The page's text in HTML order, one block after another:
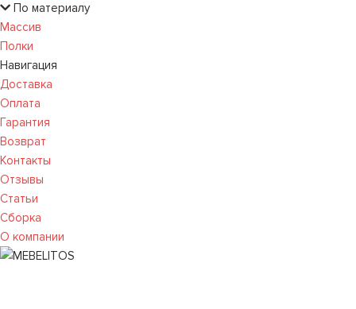
По материалу
Массив
Полки
Навигация
Доставка
Оплата
Гарантия
Возврат
Контакты
Отзывы
Статьи
Сборка
О компании